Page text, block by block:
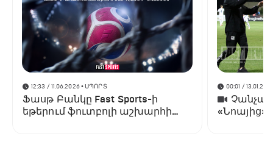
12:33 / 11.06.2026• ՍՊՈՐՏ
Ֆասթ Բանկը Fast Sports-ի
եթերում ֆուտբոլի աշխարհի
00:01 /
«Նոայից»